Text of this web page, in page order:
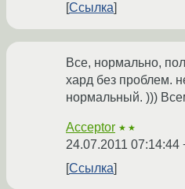
Ссылка
Все, нормально,
хард без проблем.
нормальный. )))
Acceptor ★★
24.07.2011 07:14:44
Ссылка